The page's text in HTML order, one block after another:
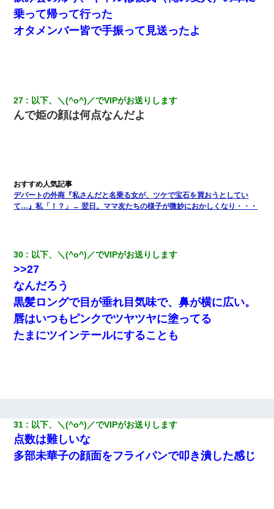
乗って帰って行った
オタメンバー皆で手振って見送ったよ
27 以下、＼(^o^)／でVIPがお送りします
んで姫の顔は何点なんだよ
デパートの外商『私さんだと名乗る女が、ツケで宝石を買おうとしてい
て…』私「！？」→ 翌日。ママ友たちの様子が微妙におかしくなり・・・
30 以下、＼(^o^)／でVIPがお送りします
>>27
なんだろう
黒髪ロングで目が垂れ目気味で、鼻が横に広い。
唇はいつもピンクでツヤツヤに塗ってる
たまにツインテールにすることも
31 以下、＼(^o^)／でVIPがお送りします
点数は難しいな
多部未華子の顔面をフライパンで叩き潰した感じ